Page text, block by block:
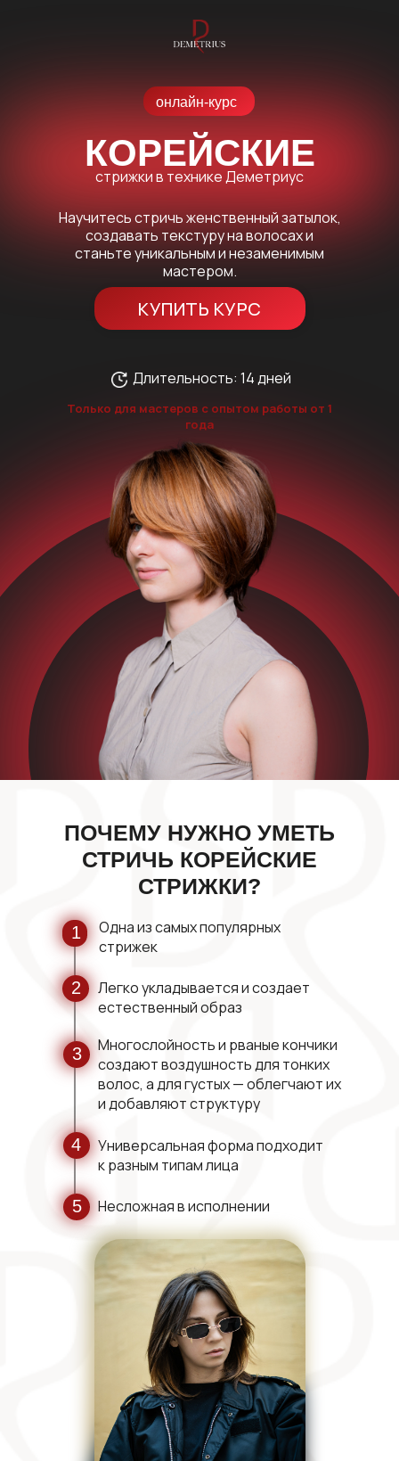
КОРЕЙСКИЕ
стрижки в технике Деметриус
Научитесь стричь женственный затылок,
создавать текстуру на волосах и
станьте уникальным и незаменимым
мастером.
Длительность: 14 дней
КУПИТЬ КУРС
Только для мастеров с опытом работы от 1
года
онлайн-курс
Одна из самых популярных
стрижек
1
Легко укладывается и создает
естественный образ
2
ПОЧЕМУ НУЖНО УМЕТЬ
СТРИЧЬ КОРЕЙСКИЕ
СТРИЖКИ?
Многослойность и рваные кончики
создают воздушность для тонких
волос, а для густых — облегчают их
и добавляют структуру
3
Универсальная форма подходит
к разным типам лица
4
Несложная в исполнении
5